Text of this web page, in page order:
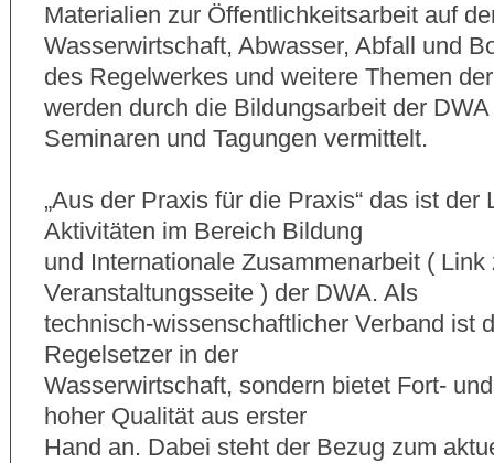
Materialien zur Öffentlichkeitsarbeit auf
Wasserwirtschaft, Abwasser, Abfall und
des Regelwerkes und weitere Themen
werden durch die Bildungsarbeit der
Seminaren und Tagungen vermittelt.
„Aus der Praxis für die Praxis“ das ist der
Aktivitäten im Bereich Bildung
und Internationale Zusammenarbeit ( Link
Veranstaltungsseite ) der DWA. Als
technisch-wissenschaftlicher Verband ist
Regelsetzer in der
Wasserwirtschaft, sondern bietet Fort-
hoher Qualität aus erster
Hand an. Dabei steht der Bezug zum